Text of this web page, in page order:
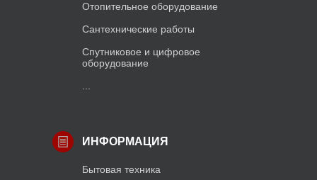
Отопительное оборудование
Сантехнические работы
Спутниковое и цифровое
оборудование
ИНФОРМАЦИЯ
Бытовая техника